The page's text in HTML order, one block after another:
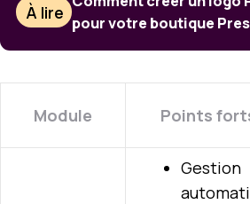
À lire pour votre boutique
Module Points
Gestion